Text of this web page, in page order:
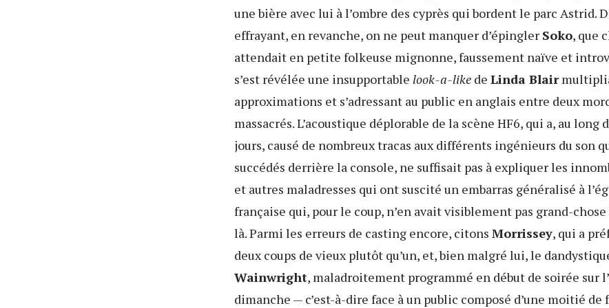
une bière avec lui à l’ombre des cyprès qui bordent le parc Astrid.
effrayant, en revanche, on ne peut manquer d’épingler Soko, que
attendait en petite folkeuse mignonne, faussement naïve et
s’est révélée une insupportable look-a-like de Linda Blair
approximations et s’adressant au public en anglais entre deux
massacrés. L’acoustique déplorable de la scène HF6, qui a, au long
jours, causé de nombreux tracas aux différents ingénieurs du son
succédés derrière la console, ne suffisait pas à expliquer les
et autres maladresses qui ont suscité un embarras généralisé à
française qui, pour le coup, n’en avait visiblement pas grand-chose
là. Parmi les erreurs de casting encore, citons Morrissey, qui a
deux coups de vieux plutôt qu’un, et, bien malgré lui, le
Wainwright, maladroitement programmé en début de soirée sur
dimanche — c’est-à-dire face à un public composé d’une moitié